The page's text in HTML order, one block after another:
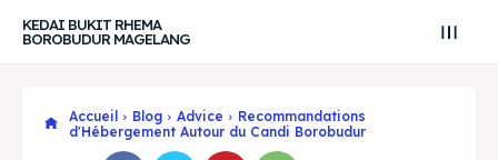
KEDAI BUKIT RHEMA
BOROBUDUR MAGELANG
Accueil Blog Advice
Recommandations
d'Hébergement Autour du Candi Borobudur